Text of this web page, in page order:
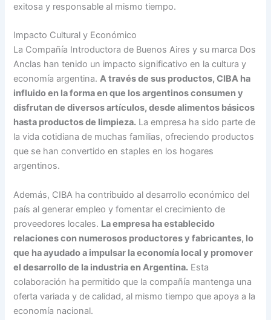
exitosa y responsable al mismo tiempo.
Impacto Cultural y Económico
La Compañía Introductora de Buenos Aires y su marca Dos
Anclas han tenido un impacto significativo en la cultura y
economía argentina.A través de sus productos, CIBA ha
influido en la forma en que los argentinos consumen y
disfrutan de diversos artículos, desde alimentos básicos
hasta productos de limpieza. La empresa ha sido parte de
la vida cotidiana de muchas familias, ofreciendo productos
que se han convertido en staples en los hogares
argentinos.
Además, CIBA ha contribuido al desarrollo económico del
país al generar empleo y fomentar el crecimiento de
proveedores locales. La empresa ha establecido
relaciones con numerosos productores y fabricantes, lo
que ha ayudado a impulsar la economía local y promover
el desarrollo de la industria en Argentina. Esta
colaboración ha permitido que la compañía mantenga una
oferta variada y de calidad, al mismo tiempo que apoya a la
economía nacional.